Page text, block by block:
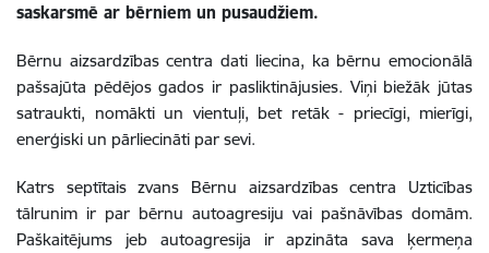
saskarsmē ar bērniem un pusaudžiem.
Bērnu aizsardzības centra dati liecina, ka bērnu emocionālā
pašsajūta pēdējos gados ir pasliktinājusies. Viņi biežāk jūtas
satraukti, nomākti un vientuļi, bet retāk - priecīgi, mierīgi,
enerģiski un pārliecināti par sevi.
Katrs septītais zvans Bērnu aizsardzības centra Uzticības
tālrunim ir par bērnu autoagresiju vai pašnāvības domām.
Paškaitējums jeb autoagresija ir apzināta sava ķermeņa